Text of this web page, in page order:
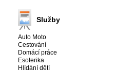
Služby
Auto Moto
Cestování
Domácí práce
Esoterika
Hlídání dětí